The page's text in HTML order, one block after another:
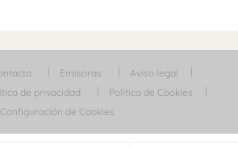
Emisoras
Aviso legal
de privacidad
Política de Cookies
Configuración de Cookies